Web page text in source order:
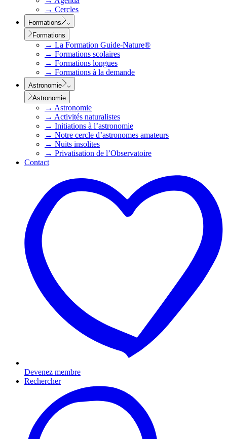
→ Cercles
Formations
Formations
→ La Formation Guide-Nature®
→ Formations scolaires
→ Formations longues
→ Formations à la demande
Astronomie
Astronomie
→ Astronomie
→ Activités naturalistes
→ Initiations à l’astronomie
→ Notre cercle d’astronomes amateurs
→ Nuits insolites
→ Privatisation de l’Observatoire
Contact
Devenez membre
Rechercher